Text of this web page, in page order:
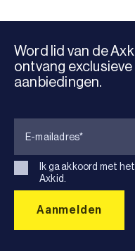
Word lid van de
ontvang
aanbiedingen.
Ik ga akkoord met
Axkid.